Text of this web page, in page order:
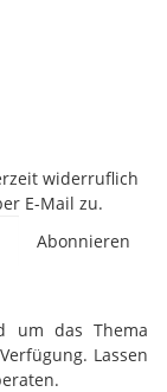
widerruflich
E-Mail zu.
Abonnieren
um das Thema
Lassen